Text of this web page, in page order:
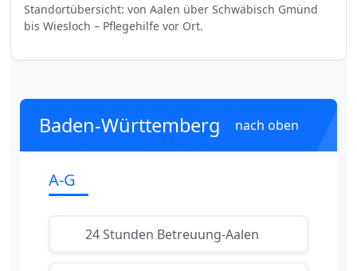
Standortübersicht: von Aalen über Schwäbisch Gmünd
bis Wiesloch – Pflegehilfe vor Ort.
Baden-Württemberg nach oben
A-G
24 Stunden Betreuung-Aalen